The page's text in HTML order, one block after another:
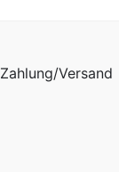
Zahlung/Versand